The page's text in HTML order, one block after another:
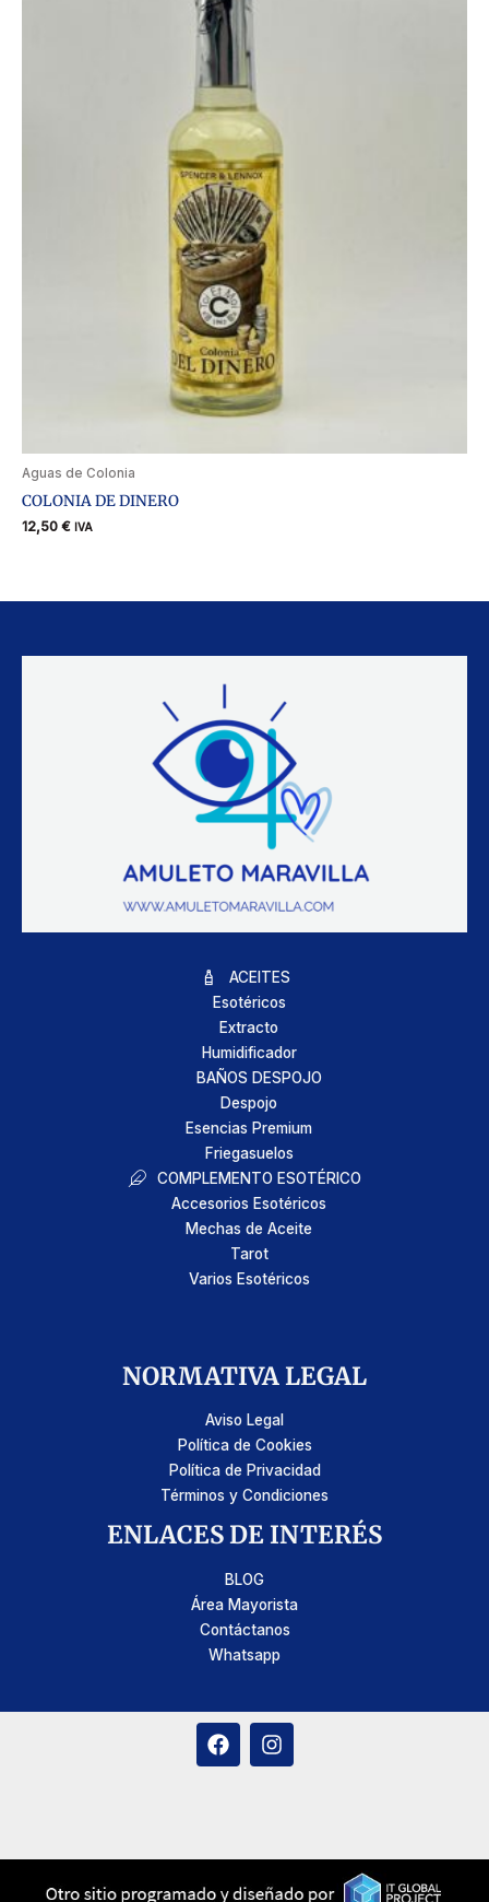
Aguas de Colonia
COLONIA DE DINERO
12,50 € IVA
ACEITES
Esotéricos
Extracto
Humidificador
BAÑOS DESPOJO
Despojo
Esencias Premium
Friegasuelos
COMPLEMENTO ESOTÉRICO
Accesorios Esotéricos
Mechas de Aceite
Tarot
Varios Esotéricos
NORMATIVA LEGAL
Aviso Legal
Política de Cookies
Política de Privacidad
Términos y Condiciones
ENLACES DE INTERÉS
BLOG
Área Mayorista
Contáctanos
Whatsapp
F
a
o
k
I
n
r
a